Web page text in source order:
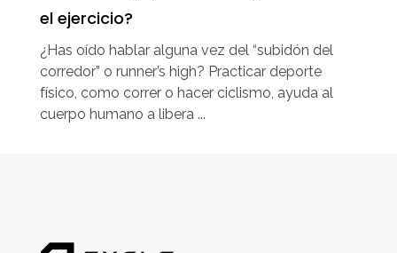
el ejercicio?
¿Has oído hablar alguna vez del “subidón del
corredor” o runner’s high? Practicar deporte
físico, como correr o hacer ciclismo, ayuda al
cuerpo humano a libera ...